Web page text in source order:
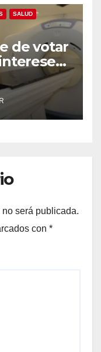
SALUD
de votar
en la
será publicada.
con *